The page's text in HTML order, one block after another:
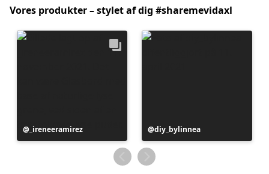
Vores produkter – stylet af dig #sharemevidaxl
Opslag
offentliggjort
_ireneeramirez
Opslag
offentliggjort
af
diy_bylinnea